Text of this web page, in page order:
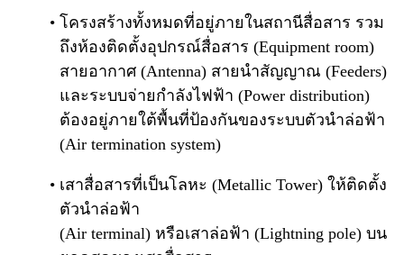
โครงสร้างทั้งหมดที่อยู่ภายในสถานีสื่อสาร รวม
ถึงห้องติดตั้งอุปกรณ์สื่อสาร (Equipment room)
สายอากาศ (Antenna) สายนำสัญญาณ (Feeders)
และระบบจ่ายกำลังไฟฟ้า (Power distribution)
ต้องอยู่ภายใต้พื้นที่ป้องกันของระบบตัวนำล่อฟ้า
(Air termination system)
เสาสื่อสารที่เป็นโลหะ (Metallic Tower) ให้ติดตั้ง
ตัวนำล่อฟ้า
(Air terminal) หรือเสาล่อฟ้า (Lightning pole) บน